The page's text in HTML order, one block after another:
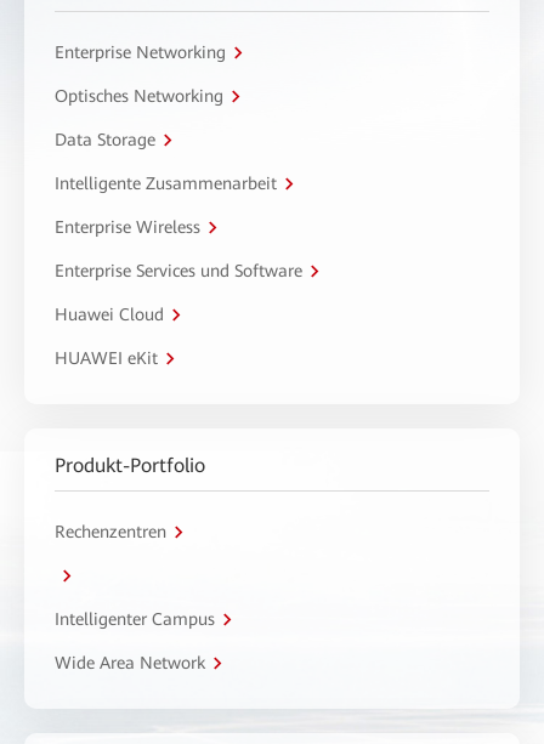
Enterprise Networking
Optisches Networking
Data Storage
Intelligente Zusammenarbeit
Enterprise Wireless
Enterprise Services und Software
Huawei Cloud
HUAWEI eKit
Produkt-Portfolio
Rechenzentren
Intelligenter Campus
Wide Area Network